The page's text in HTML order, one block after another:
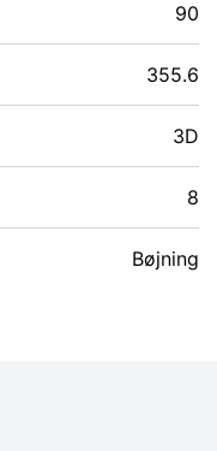
90
355.6
3D
8
Bøjning